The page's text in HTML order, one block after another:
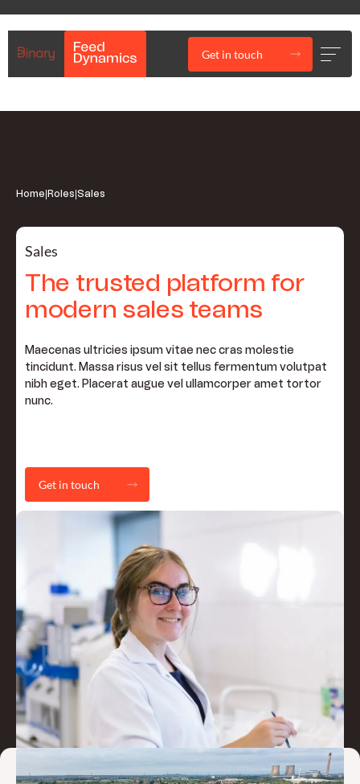
Get in touch
Home Roles Sales
Sales
The trusted platform for
modern sales teams
Maecenas ultricies ipsum vitae nec cras molestie
tincidunt. Massa risus vel sit tellus fermentum volutpat
nibh eget. Placerat augue vel ullamcorper amet tortor
nunc.
Get in touch